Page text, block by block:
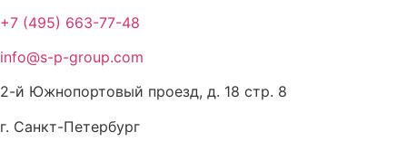
+7 (495) 663-77-48
info@s-p-group.com
2-й Южнопортовый проезд, д. 18 стр. 8
г. Санкт-Петербург